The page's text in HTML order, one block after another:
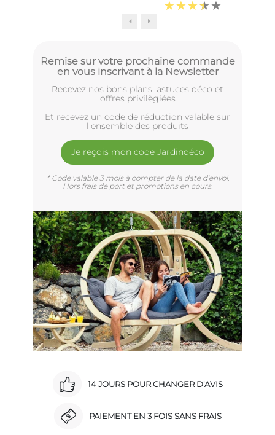
Remise sur votre prochaine commande
en vous inscrivant à la Newsletter
Recevez nos bons plans, astuces déco et
offres privilègiées
Et recevez un code de réduction valable sur
l'ensemble des produits
Je reçois mon code Jardindéco
* Code valable 3 mois à compter de la date d'envoi.
Hors frais de port et promotions en cours.
14 JOURS POUR CHANGER D'AVIS
PAIEMENT EN 3 FOIS SANS FRAIS